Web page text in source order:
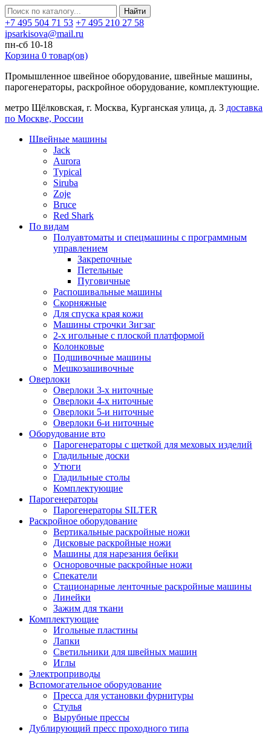
Найти
+7 495 504 71 53 +7 495 210 27 58
ipsarkisova@mail.ru
пн-сб 10-18
Корзина 0 товар(ов)
Промышленное швейное оборудование, швейные машины,
парогенераторы, раскройное оборудование, комплектующие.
метро Щёлковская, г. Москва, Курганская улица, д. 3 доставка
по Москве, России
Швейные машины
Jack
Aurora
Typical
Siruba
Zoje
Bruce
Red Shark
По видам
Полуавтоматы и спецмашины с программным
управлением
Закрепочные
Петельные
Пуговичные
Распошивальные машины
Скорняжные
Для спуска края кожи
Машины строчки Зигзаг
2-х игольные с плоской платформой
Колонковые
Подшивочные машины
Мешкозашивочные
Оверлоки
Оверлоки 3-х ниточные
Оверлоки 4-х ниточные
Оверлоки 5-и ниточные
Оверлоки 6-и ниточные
Оборудование вто
Парогенераторы с щеткой для меховых изделий
Гладильные доски
Утюги
Гладильные столы
Комплектующие
Парогенераторы
Парогенераторы SILTER
Раскройное оборудование
Вертикальные раскройные ножи
Дисковые раскройные ножи
Машины для нарезания бейки
Осноровочные раскройные ножи
Спекатели
Стационарные ленточные раскройные машины
Линейки
Зажим для ткани
Комплектующие
Игольные пластины
Лапки
Светильники для швейных машин
Иглы
Электроприводы
Вспомогательное оборудование
Пресса для установки фурнитуры
Стулья
Вырубные прессы
Дублирующий пресс проходного типа